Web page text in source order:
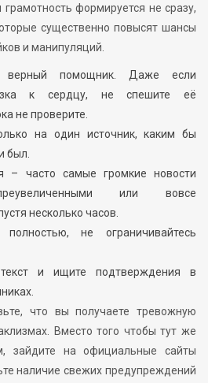
формируется не сразу,
существенно повысят шансы
и манипуляций.
помощник. Даже если
к сердцу, не спешите её
не проверите.
на один источник, каким бы
был.
– часто самые громкие новости
или вовсе
несколько часов.
не ограничивайтесь
и ищите подтверждения в
что вы получаете тревожную
Вместо того чтобы тут же
зайдите на официальные сайты
наличие свежих предупреждений